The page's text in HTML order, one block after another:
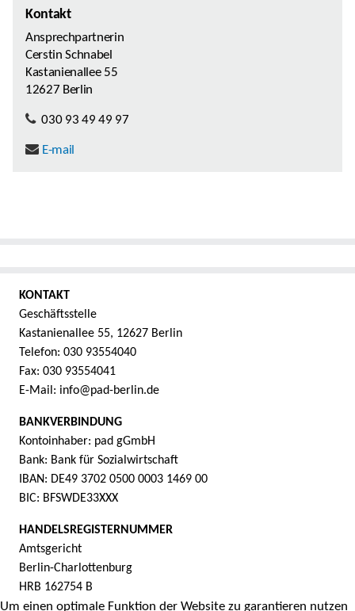
Kontakt
Ansprechpartnerin
Cerstin Schnabel
Kastanienallee 55
12627 Berlin
030 93 49 49 97
E-mail
KONTAKT
Geschäftsstelle
Kastanienallee 55, 12627 Berlin
Telefon: 030 93554040
Fax: 030 93554041
E-Mail: info@pad-berlin.de
BANKVERBINDUNG
Kontoinhaber: pad gGmbH
Bank: Bank für Sozialwirtschaft
IBAN: DE49 3702 0500 0003 1469 00
BIC: BFSWDE33XXX
HANDELSREGISTERNUMMER
Amtsgericht
Berlin-Charlottenburg
HRB 162754 B
Um einen optimale Funktion der Website zu garantieren nutzen